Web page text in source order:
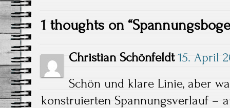
1 thoughts on “
Christian Schönfeldt 15. April
Schön und klare Linie, aber
konstruierten Spannungsverlauf –